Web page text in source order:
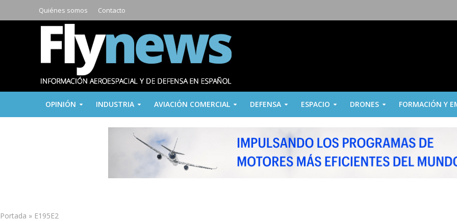
Quiénes somos Contacto
OPINIÓN INDUSTRIA AVIACIÓN COMERCIAL DEFENSA ESPACIO DRONES FORMACIÓN Y
Portada » E195E2